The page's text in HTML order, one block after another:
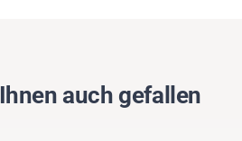
auch gefallen